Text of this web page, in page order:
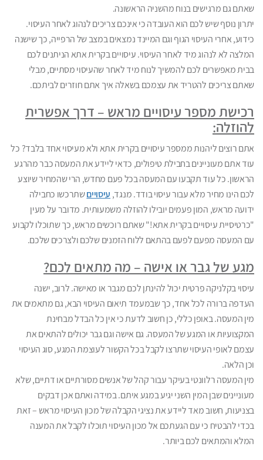
שאתם גם מרגישים בנוח מהשניה הראשונה.
יתרון נוסף שיש לכם הוא העובדה כי אינכם צריכים לנהוג לאחר העיסוי.
כידוע, אחרי העיסוי הגוף וגם המיינד נמצאים במצב של הרפייה, כך שישנה
המלצה לא לנהוג מיד לאחר העיסוי. עיסויים בקרית אתא הניתנים לכם
בבית מאפשרים לכם להמשיך לנוח מיד לאחר שהעיסוי מסתיים, מבלי
שאתם צריכים להטריד את עצמכם בשאלה איך אתם חוזרים לביתכם.
רכישת מספר עיסויים מראש – דרך אפשרית
להוזלה:
אתם רוצים ליהנות ממספר עיסויים בקרית אתא ולא מעיסוי אחד בלבד? כל
עוד אתם מעוניינים בחבילת טיפולים, כדאי ליידע את המעסה כבר מהרגע
הראשון. כל עוד תקבעו עם המעסה בכל פעם מחדש, הרי שהמחיר שיוצע
לכם הינו מחיר מלא עבור עיסוי בודד. מנגד, עיסוייםשתרכשו כחבילה
ידועה מראש, המון פעמים יובילו להוזלה משמעותית. מדובר על מעין
"כרטיסיית עיסויים בקרית אתא!" שאתם רוכשים מראש, כך שתוכלו לקבוע
עם המעסה מפעם לפעם בהתאם ללוח הזמנים שלכם ולצרכים שלכם.
מגע של גבר או אישה – מה מתאים לכם?
עיסוי בקלניקה פרטית יכול להינתן לכם מגבר או מאישה. לרוב, ישנה
העדפה ברורה לכל אחד, כך שבמעמד תיאום העיסוי הבא, גם מתאמים את
מין המעסה. באופן כללי, כן חשוב לדעת כי אין כל הבדל מבחינת
המקצועיות או המגע של המעסה. גם אישה וגם גבר יכולים להתאים את
עצמם לאופי העיסוי שתרצו לקבל בכל הקשור לעוצמת המגע, סוג העיסוי
וכן הלאה.
מין המעסה רלוונטי בעיקר עבור קהל של אנשים מסורתיים או דתיים, שלא
מעוניינים שבן המין השני יגיע במגע איתם. במידה ואתם אכן דבקים
בצניעות, חשוב מאד ליידע את נציגי הקבלה של מכון העיסוי מראש – זאת
בכדי להבטיח כי עם הגעתכם אל מכון העיסוי תוכלו לקבל את המענה
המלא והמתאים לכם ביותר.